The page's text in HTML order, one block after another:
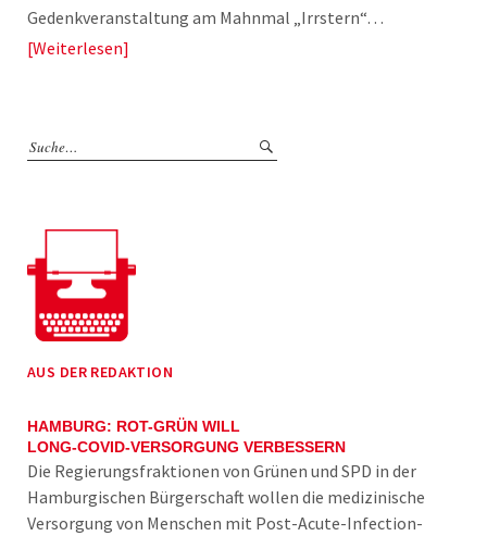
Gedenkveranstaltung am Mahnmal „Irrstern“…
Weiterlesen
AUS DER REDAKTION
HAMBURG: ROT-GRÜN WILL
LONG-COVID-VERSORGUNG VERBESSERN
Die Regierungsfraktionen von Grünen und SPD in der
Hamburgischen Bürgerschaft wollen die medizinische
Versorgung von Menschen mit Post-Acute-Infection-